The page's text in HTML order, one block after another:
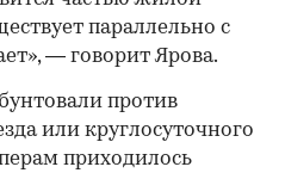
параллельно с
— говорит Ярова.
против
или круглосуточного
приходилось